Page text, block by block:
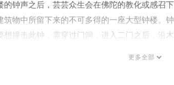
的钟声之后，芸芸众生会在佛陀的教化或感召
筑物中所留下来的不可多得的一座大型钟楼。
想撞击此钟，需穿过门洞，进入二门之后，沿
更多全部